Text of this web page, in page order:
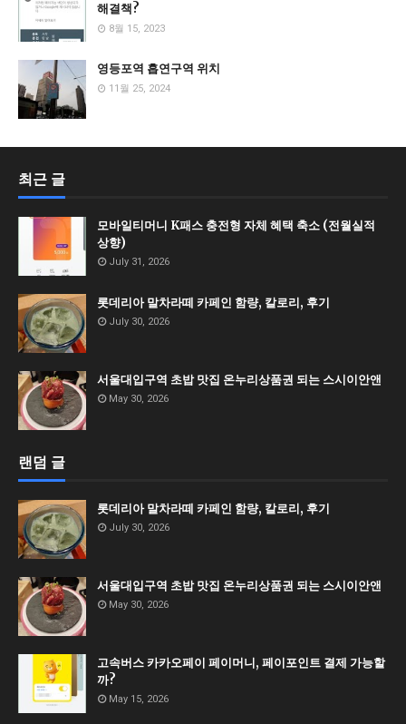
해결책?
8월 15, 2023
영등포역 흡연구역 위치
11월 25, 2024
최근 글
모바일티머니 K패스 충전형 자체 혜택 축소 (전월실적
상향)
July 31, 2026
롯데리아 말차라떼 카페인 함량, 칼로리, 후기
July 30, 2026
서울대입구역 초밥 맛집 온누리상품권 되는 스시이안앤
May 30, 2026
랜덤 글
롯데리아 말차라떼 카페인 함량, 칼로리, 후기
July 30, 2026
서울대입구역 초밥 맛집 온누리상품권 되는 스시이안앤
May 30, 2026
고속버스 카카오페이 페이머니, 페이포인트 결제 가능할
까?
May 15, 2026